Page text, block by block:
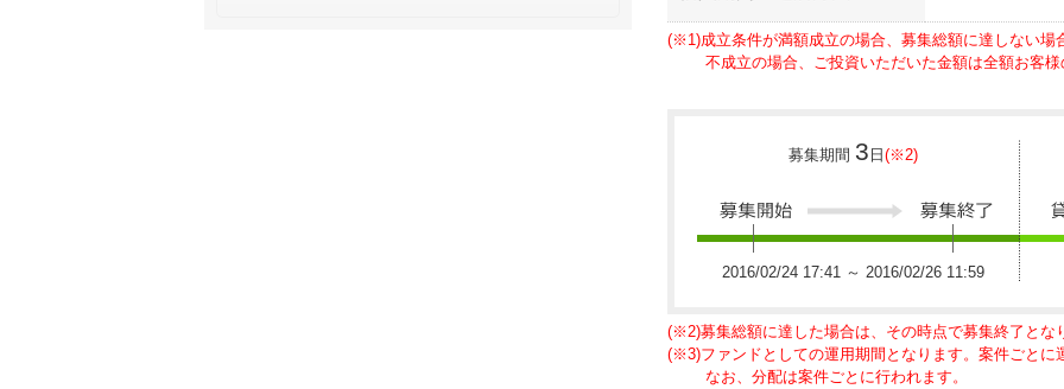
(※1)成立条件が満額成立の場合、募集総額に達しない場
不成立の場合、ご投資いただいた金額は全額お客
募集期間 3 日(※2)
2016/02/24 17:41 ～ 2016/02/26 11:59
(※2)募集総額に達した場合は、その時点で募集終了とな
(※3)ファンドとしての運用期間となります。案件ごとに
なお、分配は案件ごとに行われます。